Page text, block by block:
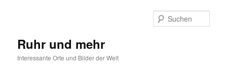
Ruhr und mehr
Interessante Orte und Bilder der Welt